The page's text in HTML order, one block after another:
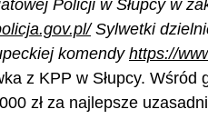
Policji w Słupcy w
Sylwetki
komendy https://
z KPP w Słupcy.
zł za najlepsze